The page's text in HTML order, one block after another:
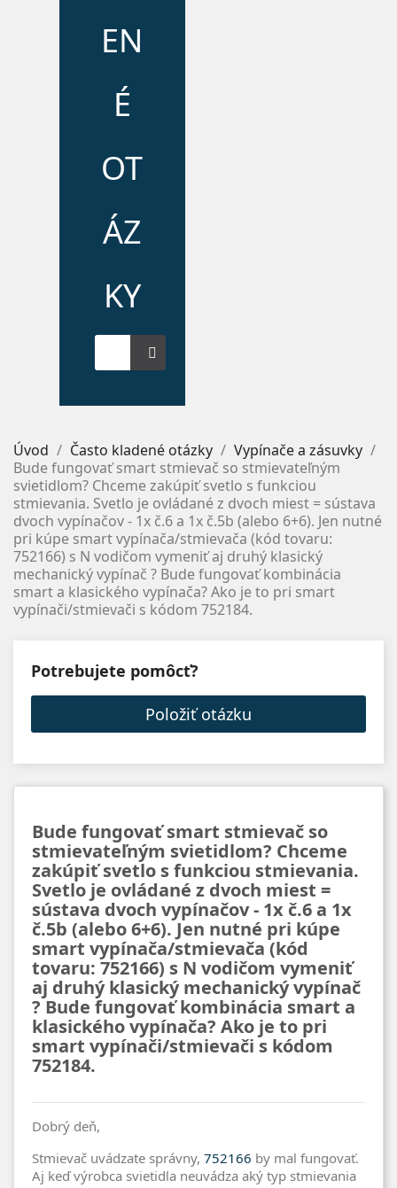
EN
É
OT
ÁZ
KY
Úvod Často kladené otázky
Vypínače a zásuvky
Bude fungovať smart stmievač so stmievateľným
svietidlom? Chceme zakúpiť svetlo s funkciou
stmievania. Svetlo je ovládané z dvoch miest = sústava
dvoch vypínačov - 1x č.6 a 1x č.5b (alebo 6+6). Jen nutné
pri kúpe smart vypínača/stmievača (kód tovaru:
752166) s N vodičom vymeniť aj druhý klasický
mechanický vypínač ? Bude fungovať kombinácia
smart a klasického vypínača? Ako je to pri smart
vypínači/stmievači s kódom 752184.
Potrebujete pomôcť?
Položiť otázku
Bude fungovať smart stmievač so
stmievateľným svietidlom? Chceme
zakúpiť svetlo s funkciou stmievania.
Svetlo je ovládané z dvoch miest =
sústava dvoch vypínačov - 1x č.6 a 1x
č.5b (alebo 6+6). Jen nutné pri kúpe
smart vypínača/stmievača (kód
tovaru: 752166) s N vodičom vymeniť
aj druhý klasický mechanický vypínač
? Bude fungovať kombinácia smart a
klasického vypínača? Ako je to pri
smart vypínači/stmievači s kódom
752184.
Dobrý deň,
Stmievač uvádzate správny, 752166 by mal fungovať.
Aj keď výrobca svietidla neuvádza aký typ stmievania